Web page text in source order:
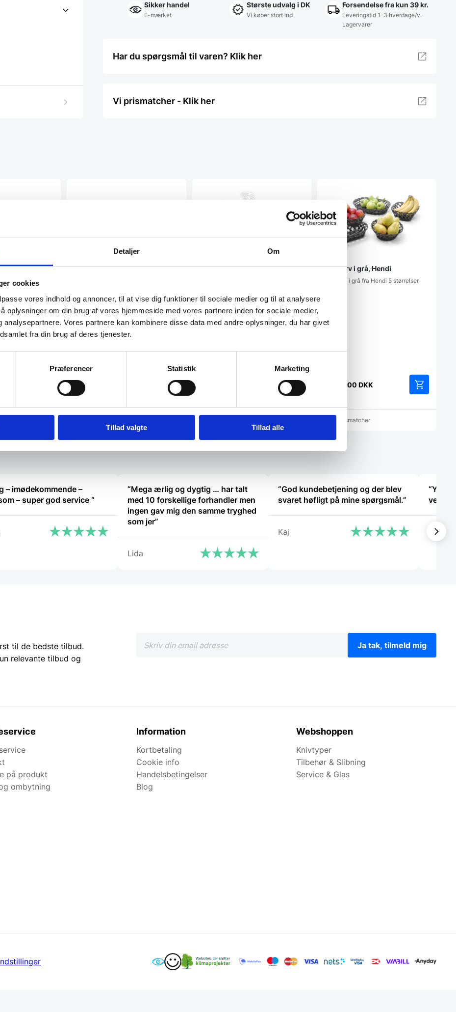
Detaljer Om
cookies
vores indhold og annoncer, til at vise dig funktioner til sociale medier og til at analysere
oplysninger om din brug af vores hjemmeside med vores partnere inden for sociale medier,
analysepartnere. Vores partnere kan kombinere disse data med andre oplysninger, du har givet
fra din brug af deres tjenester.
Præferencer Statistik Marketing
Tillad valgte Tillad alle
Sikker handel
E-mærket
Største udvalg i DK
Vi køber stort ind
Forsendelse fra kun 39 kr.
Leveringstid 1-3 hverdage/v.
Lagervarer
Har du spørgsmål til varen? Klik her
Vi prismatcher - Klik her
2 farver haves
vare
har
Mulighederne
kan
Brødkurv rektangulær fra Hendi 2
79,00
Dette
vare
har
Mulighederne
kan
Fletkurv i grå, Hendi
Fletkurv i grå fra Hendi 5 størrelser
27,00 DKK
vare
Vi prismatcher
– imødekommende –
hjælpsom – super god service “
“Mega ærlig og dygtig … har talt
med 10 forskellige forhandler men
ingen gav mig den samme tryghed
som jer”
Lida
“God kundebetjening og der blev
svaret høfligt på mine spørgsmål.”
Kaj
til de bedste tilbud.
relevante tilbud og
Ja tak, tilmeld mig
på produkt
ombytning
Information
Kortbetaling
Cookie info
Handelsbetingelser
Blog
Webshoppen
Knivtyper
Tilbehør & Slibning
Service & Glas